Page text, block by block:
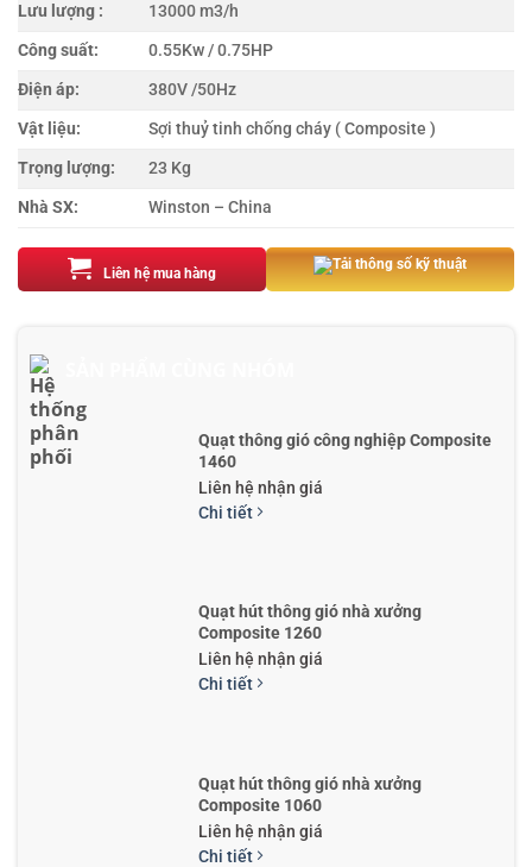
Lưu lượng :
13000 m3/h
Công suất:
0.55Kw / 0.75HP
Điện áp:
380V /50Hz
Vật liệu:
Sợi thuỷ tinh chống cháy ( Composite )
Trọng lượng:
23 Kg
Nhà SX:
Winston – China
Liên hệ mua hàng
Tải thông số kỹ thuật
Quạt thông gió công nghiệp Composite
1460
Liên hệ nhận giá
Chi tiết
Quạt hút thông gió nhà xưởng
Composite 1260
Liên hệ nhận giá
Chi tiết
Quạt hút thông gió nhà xưởng
Composite 1060
Liên hệ nhận giá
Chi tiết